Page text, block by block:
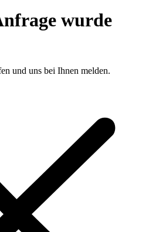
wurde
und uns bei Ihnen melden.